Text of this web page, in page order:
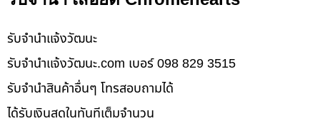
รับจํานําแจ้งวัฒนะ
รับจํานําแจ้งวัฒนะ.com เบอร์ 098 829 3515
รับจำนำสินค้าอื่นๆ โทรสอบถามได้
ได้รับเงินสดในทันทีเต็มจำนวน